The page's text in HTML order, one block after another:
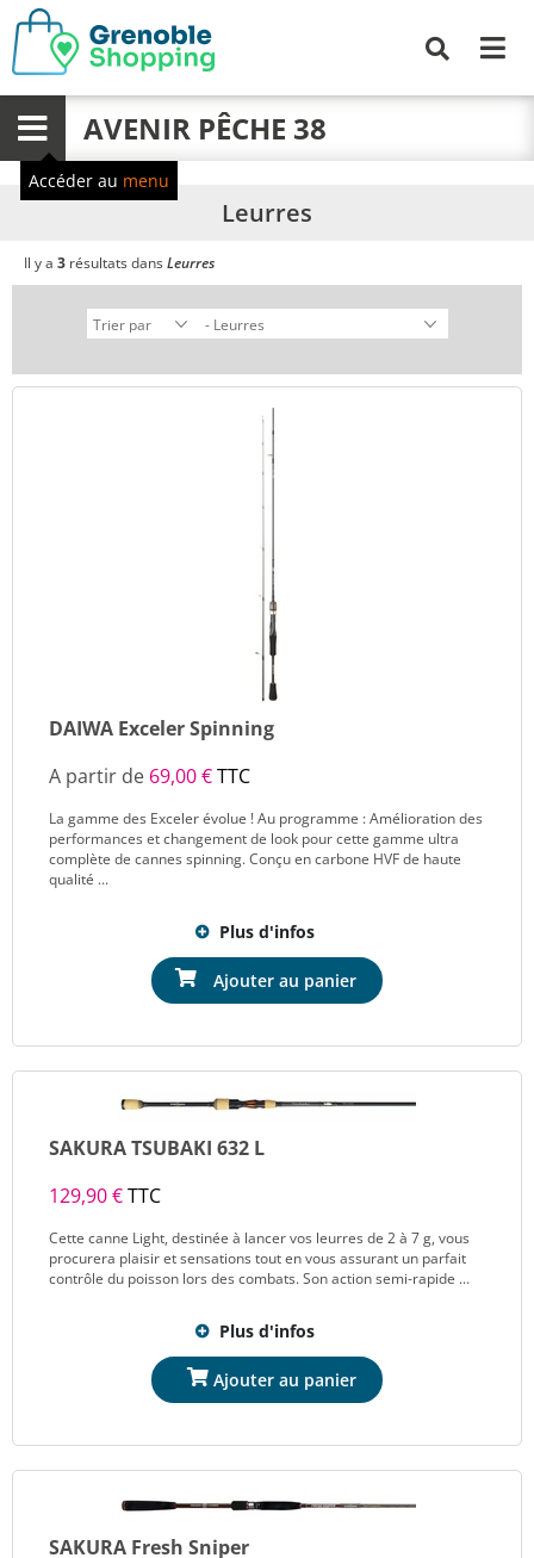
Menu AVENIR PÊCHE 38
Accéder au menu
Leurres
Il y a 3 résultats dansLeurres
DAIWA Exceler Spinning
A partir de 69,00 €TTC
La gamme des Exceler évolue ! Au programme : Amélioration des
performances et changement de look pour cette gamme ultra
complète de cannes spinning. Conçu en carbone HVF de haute
qualité ...
Plus d'infos
Ajouter au panier
SAKURA TSUBAKI 632 L
129,90 €TTC
Cette canne Light, destinée à lancer vos leurres de 2 à 7 g, vous
procurera plaisir et sensations tout en vous assurant un parfait
contrôle du poisson lors des combats. Son action semi-rapide ...
Plus d'infos
SAKURA Fresh Sniper